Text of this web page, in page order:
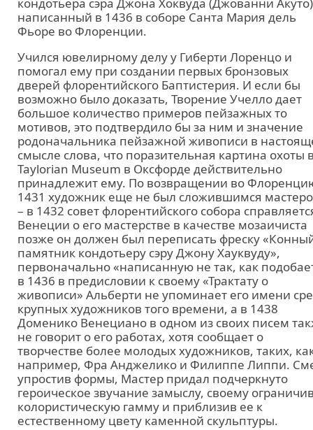
кондотьера сэра Джона Хоквуда (Джованни
написанный в 1436 в соборе Санта Мария дель
Фьоре во Флоренции.
Учился ювелирному делу у Гиберти Лоренцо и
помогал ему при создании первых бронзовых
дверей флорентийского Баптистерия. И если бы
возможно было доказать, Творение Учелло дает
большое количество примеров пейзажных то
мотивов, это подтвердило бы за ним и значение
родоначальника пейзажной живописи в
смысле слова, что поразительная картина охоты
Taylorian Museum в Оксфорде действительно
принадлежит ему. По возвращении во
1431 художник еще не был сложившимся
– в 1432 совет флорентийского собора
Венеции о его мастерстве в качестве мозаичиста
позже он должен был переписать фреску
памятник кондотьеру сэру Джону Хауквуду»,
первоначально «написанную не так, как
в 1436 в предисловии к своему «Трактату о
живописи» Альберти не упоминает его имени
крупных художников того времени, а в 1438
Доменико Венециано в одном из своих писем
не говорит о его работах, хотя сообщает о
творчестве более молодых художников, таких,
например, Фра Анджелико и Филиппе Липпи.
упростив формы, Мастер придал подчеркнуто
героическое звучание замыслу, своему
колористическую гамму и приблизив ее к
естественному цвету каменной скульптуры.